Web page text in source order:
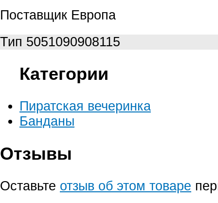
Поставщик Европа
Тип 5051090908115
Категории
Пиратская вечеринка
Банданы
Отзывы
Оставьте отзыв об этом товаре